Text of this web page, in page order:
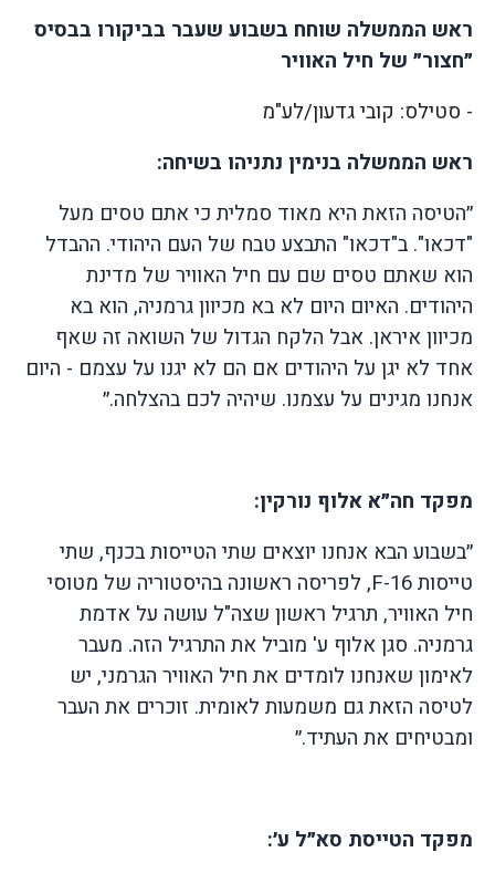
ראש הממשלה שוחח בשבוע שעבר בביקורו בבסיס
״חצור״ של חיל האוויר
- סטילס: קובי גדעון/לע"מ
ראש הממשלה בנימין נתניהו בשיחה:
״הטיסה הזאת היא מאוד סמלית כי אתם טסים מעל
"דכאו". ב"דכאו" התבצע טבח של העם היהודי. ההבדל
הוא שאתם טסים שם עם חיל האוויר של מדינת
היהודים. האיום היום לא בא מכיוון גרמניה, הוא בא
מכיוון איראן. אבל הלקח הגדול של השואה זה שאף
אחד לא יגן על היהודים אם הם לא יגנו על עצמם - היום
אנחנו מגינים על עצמנו. שיהיה לכם בהצלחה.״
מפקד חה״א אלוף נורקין:
״בשבוע הבא אנחנו יוצאים שתי הטייסות בכנף, שתי
טייסותF-16, לפריסה ראשונה בהיסטוריה של מטוסי
חיל האוויר, תרגיל ראשון שצה"ל עושה על אדמת
גרמניה. סגן אלוף ע' מוביל את התרגיל הזה. מעבר
לאימון שאנחנו לומדים את חיל האוויר הגרמני, יש
לטיסה הזאת גם משמעות לאומית. זוכרים את העבר
ומבטיחים את העתיד.״
מפקד הטייסת סא״ל ע׳: